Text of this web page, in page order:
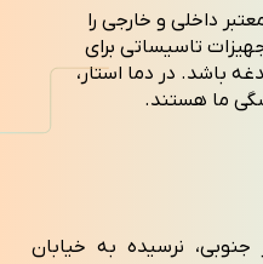
داخلی و خارجی را
تاسیساتی برای
باشد. در دما استار،
ما هستند.
جنوبی، نرسیده به خیابان